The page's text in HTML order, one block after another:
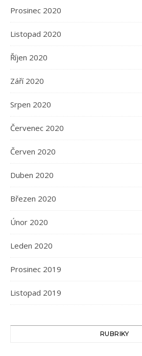
Prosinec 2020
Listopad 2020
Říjen 2020
Září 2020
Srpen 2020
Červenec 2020
Červen 2020
Duben 2020
Březen 2020
Únor 2020
Leden 2020
Prosinec 2019
Listopad 2019
RUBRIKY